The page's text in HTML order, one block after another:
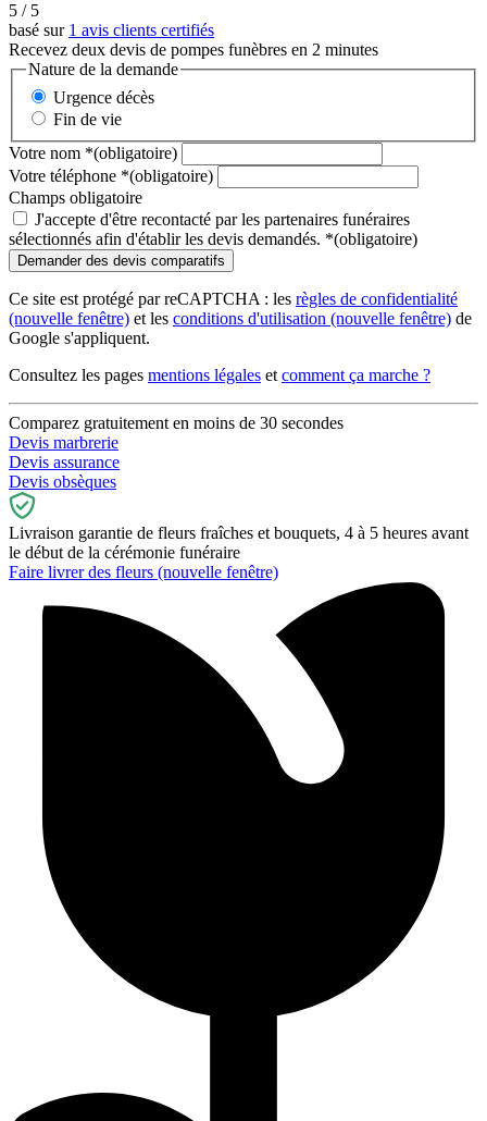
5 / 5
basé sur 1 avis clients certifiés
Recevez deux devis de pompes funèbres en 2 minutes
Nature de la demande
Urgence décès
Fin de vie
Votre nom *(obligatoire)
Votre téléphone *(obligatoire)
Champs obligatoire
J'accepte d'être recontacté par les partenaires funéraires
sélectionnés afin d'établir les devis demandés. *(obligatoire)
Ce site est protégé par reCAPTCHA : les règles de confidentialité
(nouvelle fenêtre) et les conditions d'utilisation (nouvelle fenêtre) de
Google s'appliquent.
Consultez les pages mentions légales et comment ça marche ?
Comparez gratuitement en moins de 30 secondes
Devis marbrerie
Devis assurance
Devis obsèques
Livraison garantie de fleurs fraîches et bouquets, 4 à 5 heures avant
le début de la cérémonie funéraire
Faire livrer des fleurs (nouvelle fenêtre)